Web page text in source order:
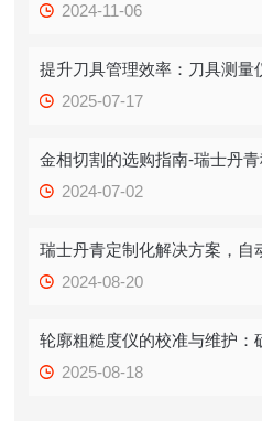
2024-11-06
提升刀具管理效率：刀具测量
2025-07-17
金相切割的选购指南-瑞士丹
2024-07-02
瑞士丹青定制化解决方案，自
2024-08-20
轮廓粗糙度仪的校准与维护：
2025-08-18